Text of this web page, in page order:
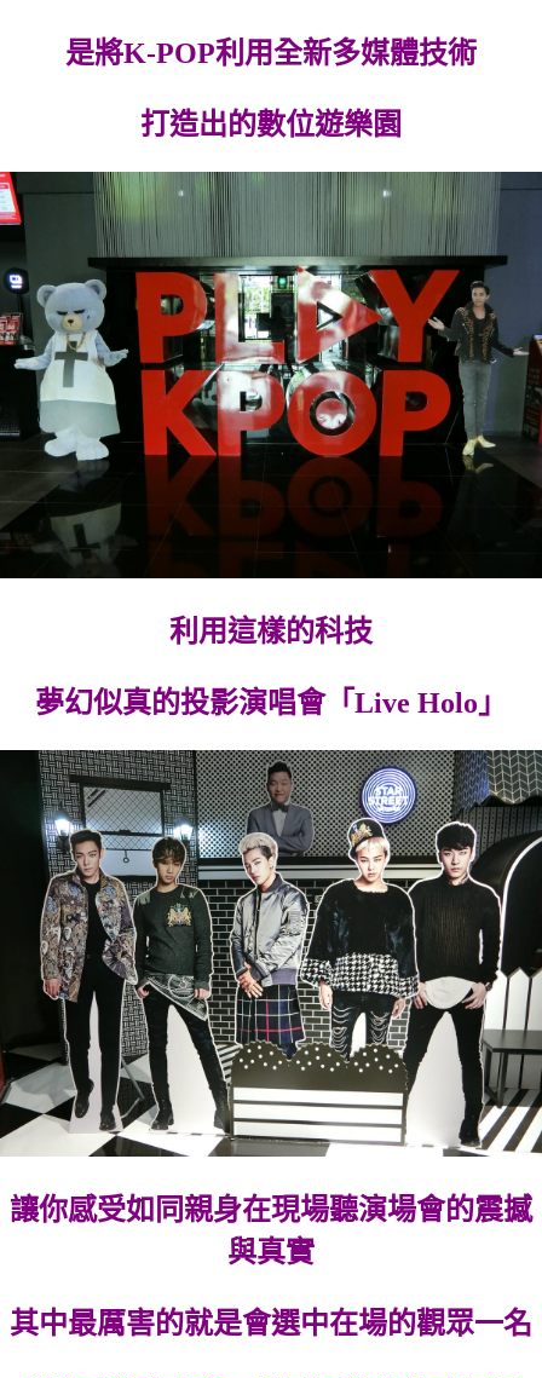
是將K-POP利用全新多媒體技術
打造出的數位遊樂園
利用這樣的科技
夢幻似真的投影演唱會「Live Holo」
讓你感受如同親身在現場聽演場會的震撼
與真實
其中最厲害的就是會選中在場的觀眾一名